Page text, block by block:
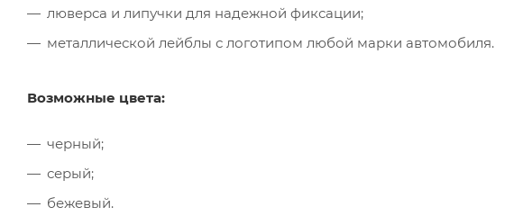
люверса и липучки для надежной фиксации;
металлической лейблы с логотипом любой марки автомобиля.
Возможные цвета:
черный;
серый;
бежевый.